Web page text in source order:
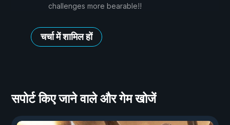
challenges more bearable!!
चर्चा में शामिल हों
सपोर्ट किए जाने वाले और गेम खोजें